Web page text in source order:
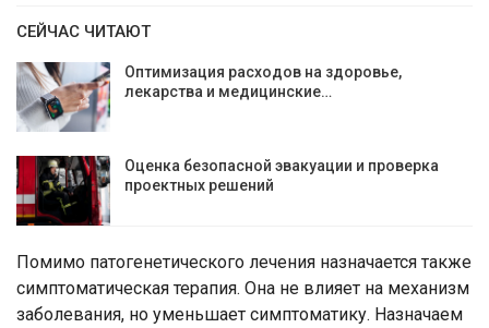
СЕЙЧАС ЧИТАЮТ
Оптимизация расходов на здоровье,
лекарства и медицинские…
Оценка безопасной эвакуации и проверка
проектных решений
Помимо патогенетического лечения назначается также
симптоматическая терапия. Она не влияет на механизм
заболевания, но уменьшает симптоматику. Назначаем